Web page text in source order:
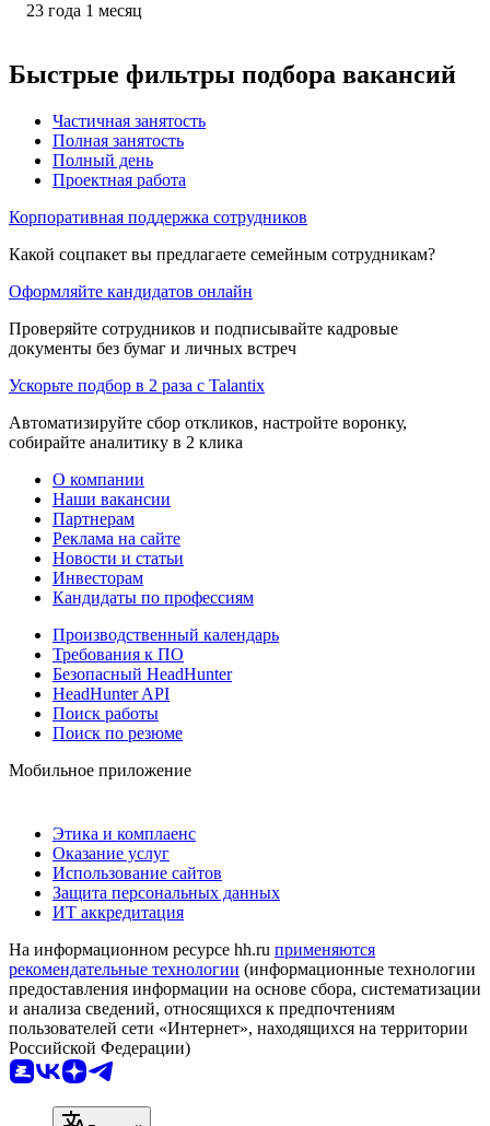
23 года 1 месяц
Быстрые фильтры подбора вакансий
Частичная занятость
Полная занятость
Полный день
Проектная работа
Корпоративная поддержка сотрудников
Какой соцпакет вы предлагаете семейным сотрудникам?
Оформляйте кандидатов онлайн
Проверяйте сотрудников и подписывайте кадровые
документы без бумаг и личных встреч
Ускорьте подбор в 2 раза с Talantix
Автоматизируйте сбор откликов, настройте воронку,
собирайте аналитику в 2 клика
О компании
Наши вакансии
Партнерам
Реклама на сайте
Новости и статьи
Инвесторам
Кандидаты по профессиям
Производственный календарь
Требования к ПО
Безопасный HeadHunter
HeadHunter API
Поиск работы
Поиск по резюме
Мобильное приложение
Этика и комплаенс
Оказание услуг
Использование сайтов
Защита персональных данных
ИТ аккредитация
На информационном ресурсе hh.ru применяются
рекомендательные технологии (информационные технологии
предоставления информации на основе сбора, систематизации
и анализа сведений, относящихся к предпочтениям
пользователей сети «Интернет», находящихся на территории
Российской Федерации)